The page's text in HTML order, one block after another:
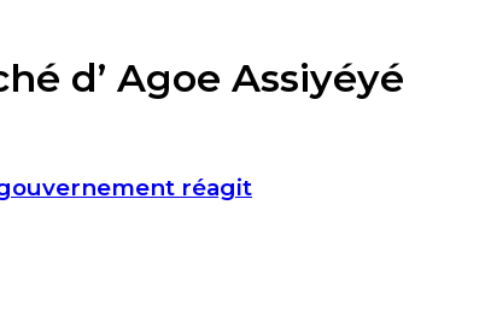
d’ Agoe Assiyéyé
réagit